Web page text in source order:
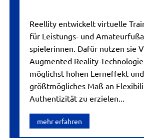
Reellity entwickelt virtuelle
für Leistungs- und
spielerinnen. Dafür nutzen sie
Augmented Reality-
möglichst hohen Lerneffekt
größtmögliches Maß an
Authentizität zu erzielen...
mehr erfahren